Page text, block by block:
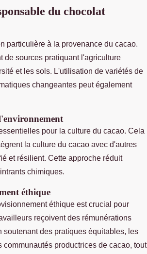
du chocolat
particulière à la provenance du cacao.
de sources pratiquant l'agriculture
et les sols. L'utilisation de variétés de
changeantes peut également
pour la culture du cacao. Cela
la culture du cacao avec d'autres
et résilient. Cette approche réduit
chimiques.
éthique
éthique est crucial pour
reçoivent des rémunérations
des pratiques équitables, les
productrices de cacao, tout